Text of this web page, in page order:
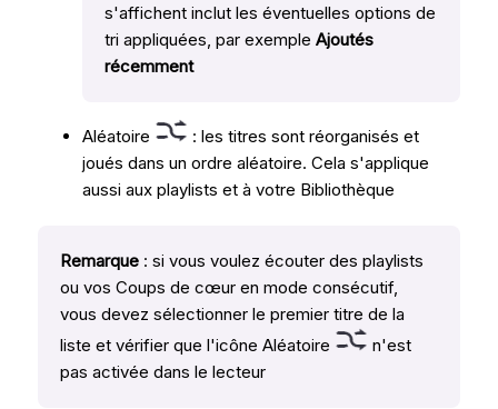
s'affichent inclut les éventuelles options de
tri appliquées, par exempleAjoutés
récemment
Aléatoire
: les titres sont réorganisés et
joués dans un ordre aléatoire. Cela s'applique
aussi aux playlists et à votre Bibliothèque
Remarque : si vous voulez écouter des playlists
ou vos Coups de cœur en mode consécutif,
vous devez sélectionner le premier titre de la
liste et vérifier que l'icône Aléatoire
n'est
pas activée dans le lecteur